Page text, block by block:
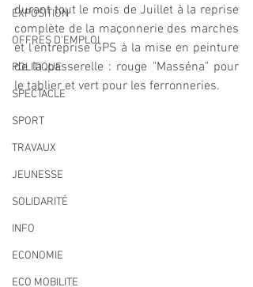
EXPOSITION
OFFRES D'EMPLOI
POLITIQUE
SPECTACLE
SPORT
TRAVAUX
JEUNESSE
SOLIDARITÉ
INFO
ECONOMIE
ECO MOBILITE
durant tout le mois de Juillet à la reprise
complète de la maçonnerie des marches
et l'entreprise GPS à la mise en peinture
de la passerelle : rouge "Masséna" pour
le tablier et vert pour les ferronneries.